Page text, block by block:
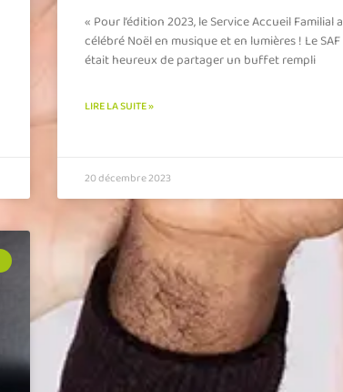
« Pour l’édition 2023, le Service Accueil Familial a
célébré Noël en musique et en lumières ! Le SAF
était heureux de partager un buffet rempli
LIRE LA SUITE »
20 décembre 2023